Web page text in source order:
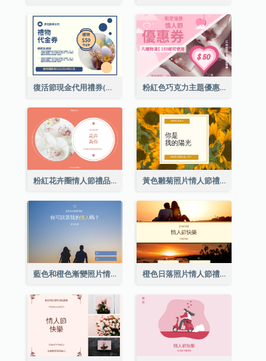
復活節現金代用禮券(附使用細則) 粉紅色巧克力主題優惠券
粉紅花卉圈情人節禮品卡 黃色雛菊照片情人節禮品卡
藍色和橙色漸變照片情人節禮品卡 橙色日落照片情人節禮品卡